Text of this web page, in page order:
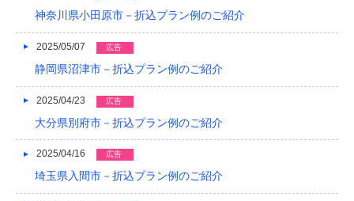
2016/05
2016/04
2016/03
2016/02
2015/11
神奈川県小田原市－折込プラン例のご紹介
2025/05/07 広告
静岡県沼津市－折込プラン例のご紹介
2025/04/23 広告
大分県別府市－折込プラン例のご紹介
2025/04/16 広告
埼玉県入間市－折込プラン例のご紹介